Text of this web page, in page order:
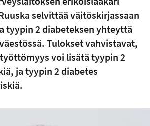
selvittää väitöskirjassaan
tyypin 2 diabeteksen yhteyttä
Tulokset vahvistavat,
voi lisätä tyypin 2
ja tyypin 2 diabetes